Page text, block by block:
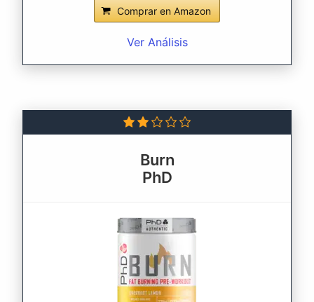
Comprar en Amazon
Ver Análisis
Burn
PhD